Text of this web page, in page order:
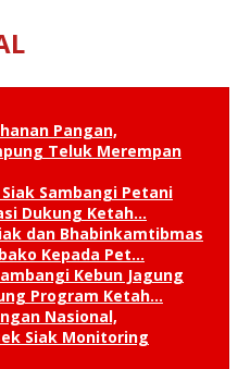
Pangan,
Teluk Merempan
Sambangi Petani
Dukung Ketah…
dan Bhabinkamtibmas
Kepada Pet…
Kebun Jagung
Program Ketah…
Nasional,
Siak Monitoring